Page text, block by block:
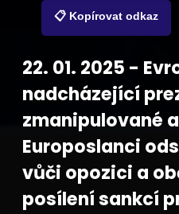
📋 Kopírovat odkaz
22. 01. 2025 -
nadcházející
zmanipulované
Europoslanci
vůči opozici a
posílení sankcí